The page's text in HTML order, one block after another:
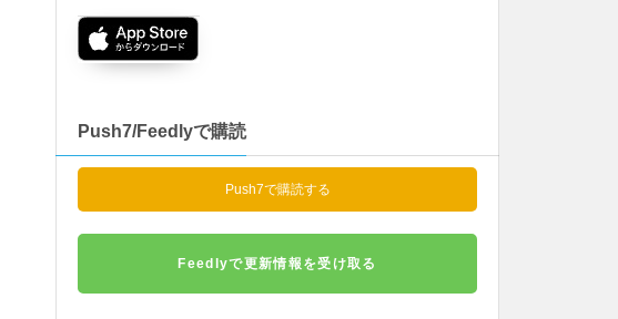
Push7/Feedlyで購読
Push7で購読する
Feedlyで更新情報を受け取る